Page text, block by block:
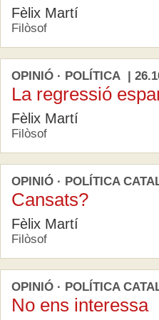
Fèlix Martí
Filòsof
OPINIÓ · POLÍTICA |
La regressió
Fèlix Martí
Filòsof
OPINIÓ · POLÍTICA
Cansats?
Fèlix Martí
Filòsof
OPINIÓ · POLÍTICA
No ens interessa